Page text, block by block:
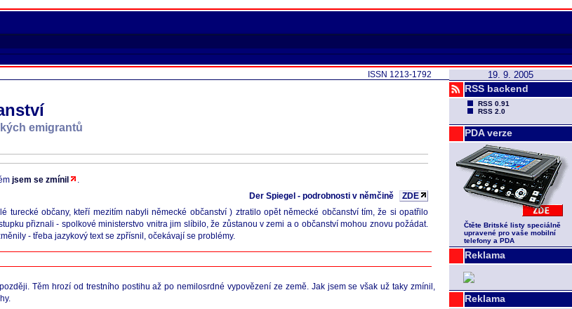
19. 9. 2005
RSS backend
RSS 0.91
RSS 2.0
PDA verze
Čtěte Britské listy speciálně
upravené pro vaše mobilní
telefony a PDA
Reklama
Reklama
ISSN 1213-1792
emigrantů
jsem se zmínil
.
Der Spiegel - podrobnosti v němčině
ZDE
občany, kteří mezitím nabyli německé občanství ) ztratilo opět německé občanství tím, že si opatřilo
přiznali - spolkové ministerstvo vnitra jim slíbilo, že zůstanou v zemi a o občanství mohou znovu požádat.
- třeba jazykový text se zpřísnil, očekávají se problémy.
Těm hrozí od trestního postihu až po nemilosrdné vypovězení ze země. Jak jsem se však už taky zmínil,